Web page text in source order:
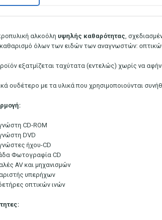
αλκοόλη υψηλής καθαρότητας,
όλων των ειδών των αναγνωστών:
εξατμίζεται ταχύτατα (εντελώς) χωρίς να
ουδέτερο με τα υλικά που χρησιμοποιούνται
CD-ROM
DVD
ήχου-CD
Φωτογραφία CD
AV και μηχανισμών
υπερήχων
οπτικών ινών